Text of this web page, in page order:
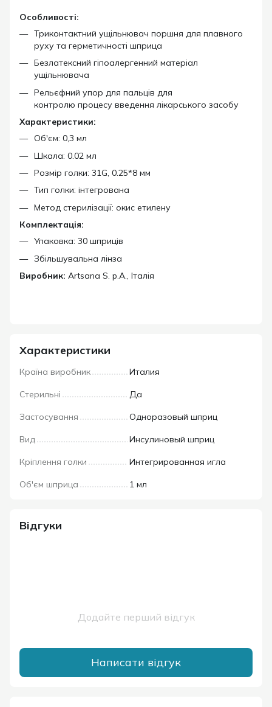
Особливості:
Триконтактний ущільнювач поршня для плавного
руху та герметичності шприца
Безлатексний гіпоалергенний матеріал
ущільнювача
Рельєфний упор для пальців для
контролю процесу введення лікарського засобу
Характеристики:
Об'єм: 0,3 мл
Шкала: 0.02 мл
Розмір голки: 31G, 0.25*8 мм
Тип голки: інтегрована
Метод стерилізації: окис етилену
Комплектація:
Упаковка: 30 шприців
Збільшувальна лінза
Виробник: Artsana S. p.A., Італія
Характеристики
Країна виробник Италия
Стерильні Да
Застосування Одноразовый шприц
Вид Инсулиновый шприц
Кріплення голки Интегрированная игла
Об'єм шприца 1 мл
Відгуки
Додайте перший відгук
Написати відгук